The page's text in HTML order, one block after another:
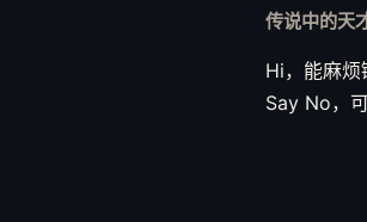
传说中的天
Hi，能麻
Say No，